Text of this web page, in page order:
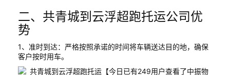
二、共青城到云浮超跑托运公司优
势
1、准时到达：严格按照承诺的时间将车辆送达目的地，确保
客户按时用车。